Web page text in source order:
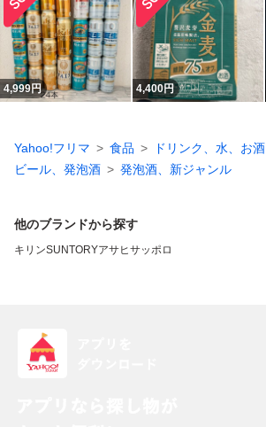
4,999円 4,400円
Yahoo!フリマ 食品
ドリンク、水、お酒
ビール、発泡酒
発泡酒、新ジャンル
他のブランドから探す
キリンSUNTORYアサヒサッポロ